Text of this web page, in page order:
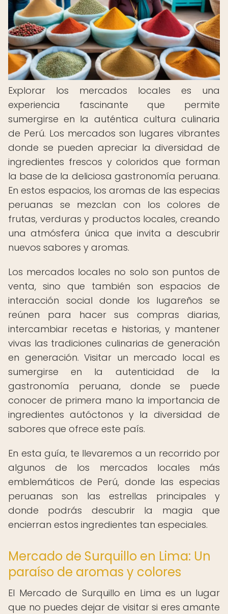
Explorar los mercados locales es una
experiencia fascinante que permite
sumergirse en la auténtica cultura culinaria
de Perú. Los mercados son lugares vibrantes
donde se pueden apreciar la diversidad de
ingredientes frescos y coloridos que forman
la base de la deliciosa gastronomía peruana.
En estos espacios, los aromas de las especias
peruanas se mezclan con los colores de
frutas, verduras y productos locales, creando
una atmósfera única que invita a descubrir
nuevos sabores y aromas.
Los mercados locales no solo son puntos de
venta, sino que también son espacios de
interacción social donde los lugareños se
reúnen para hacer sus compras diarias,
intercambiar recetas e historias, y mantener
vivas las tradiciones culinarias de generación
en generación. Visitar un mercado local es
sumergirse en la autenticidad de la
gastronomía peruana, donde se puede
conocer de primera mano la importancia de
ingredientes autóctonos y la diversidad de
sabores que ofrece este país.
En esta guía, te llevaremos a un recorrido por
algunos de los mercados locales más
emblemáticos de Perú, donde las especias
peruanas son las estrellas principales y
donde podrás descubrir la magia que
encierran estos ingredientes tan especiales.
Mercado de Surquillo en Lima: Un
paraíso de aromas y colores
El Mercado de Surquillo en Lima es un lugar
que no puedes dejar de visitar si eres amante